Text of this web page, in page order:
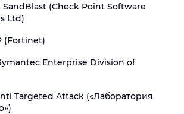
(Check Point Software
Ltd)
(Fortinet)
Enterprise Division of
Targeted Attack («Лаборатория